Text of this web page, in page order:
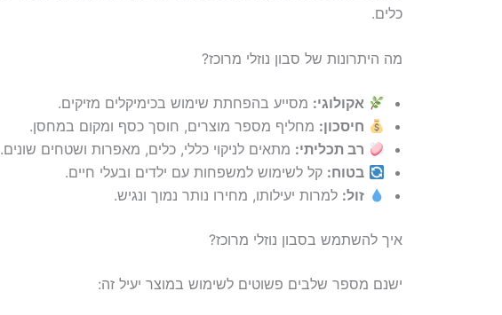
כלים.
מה היתרונות של סבון נוזלי מרוכז?
אקולוגי: מסייע בהפחתת שימוש בכימיקלים מזיקים.
חיסכון: מחליף מספר מוצרים, חוסך כסף ומקום במחסן.
רב תכליתי: מתאים לניקוי כללי, כלים, מאפרות ושטחים שונים.
בטוח: קל לשימוש למשפחות עם ילדים ובעלי חיים.
זול: למרות יעילותו, מחירו נותר נמוך ונגיש.
איך להשתמש בסבון נוזלי מרוכז?
ישנם מספר שלבים פשוטים לשימוש במוצר יעיל זה: